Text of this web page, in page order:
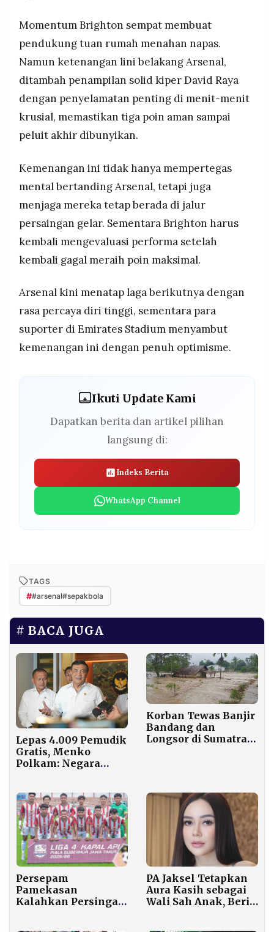
Momentum Brighton sempat membuat
pendukung tuan rumah menahan napas.
Namun ketenangan lini belakang Arsenal,
ditambah penampilan solid kiper David Raya
dengan penyelamatan penting di menit-menit
krusial, memastikan tiga poin aman sampai
peluit akhir dibunyikan.
Kemenangan ini tidak hanya mempertegas
mental bertanding Arsenal, tetapi juga
menjaga mereka tetap berada di jalur
persaingan gelar. Sementara Brighton harus
kembali mengevaluasi performa setelah
kembali gagal meraih poin maksimal.
Arsenal kini menatap laga berikutnya dengan
rasa percaya diri tinggi, sementara para
suporter di Emirates Stadium menyambut
kemenangan ini dengan penuh optimisme.
Ikuti Update Kami
Dapatkan berita dan artikel pilihan
langsung di:
Indeks Berita
WhatsApp Channel
TAGS
##arsenal#sepakbola
BACA JUGA
Lepas 4.009 Pemudik
Gratis, Menko
Polkam: Negara
Korban Tewas Banjir
Bandang dan
Longsor di Sumatra
Persepam
Pamekasan
Kalahkan Persinga
PA Jaksel Tetapkan
Aura Kasih sebagai
Wali Sah Anak, Beri